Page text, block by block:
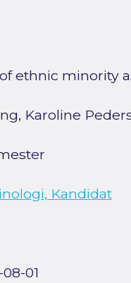
ethnic minority
Karoline
Kandidat
01